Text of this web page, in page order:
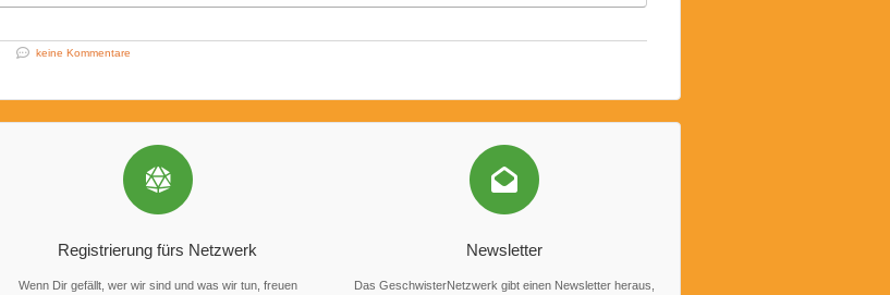
keine Kommentare
Registrierung fürs Netzwerk
Wenn Dir gefällt, wer wir sind und was wir tun, freuen
Newsletter
Das GeschwisterNetzwerk gibt einen Newsletter heraus,